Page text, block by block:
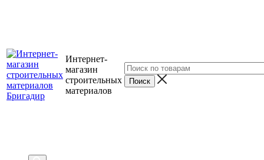
Интернет-
магазин
строительных
материалов